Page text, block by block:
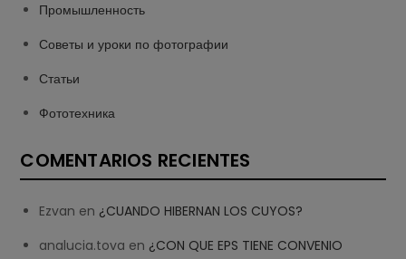
Промышленность
Советы и уроки по фотографии
Статьи
Фототехника
COMENTARIOS RECIENTES
Ezvan en ¿CUANDO HIBERNAN LOS CUYOS?
analucia.tova en ¿CON QUE EPS TIENE CONVENIO